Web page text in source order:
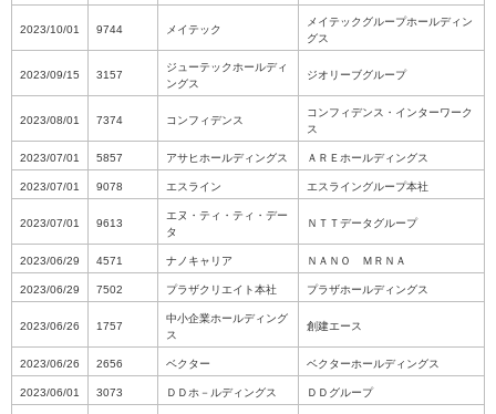
2023/10/01 9744 メイテック
メイテックグループホールディン
グス
2023/09/15 3157
ジューテックホールディ
ングス
ジオリーブグループ
2023/08/01 7374 コンフィデンス
コンフィデンス・インターワーク
ス
2023/07/01 5857 アサヒホールディングス ＡＲＥホールディングス
2023/07/01 9078 エスライン エスライングループ本社
2023/07/01 9613
エヌ・ティ・ティ・デー
タ
ＮＴＴデータグループ
2023/06/29 4571 ナノキャリア ＮＡＮＯ ＭＲＮＡ
2023/06/29 7502 プラザクリエイト本社 プラザホールディングス
2023/06/26 1757
中小企業ホールディング
ス
創建エース
2023/06/26 2656 ベクター ベクターホールディングス
2023/06/01 3073 ＤＤホ－ルディングス ＤＤグループ